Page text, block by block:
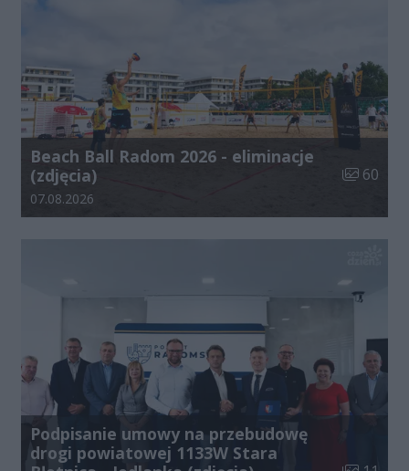
Beach Ball Radom 2026 - eliminacje
(zdjęcia)
Liczba
60
Data dodania galerii:
07.08.2026
Podpisanie umowy na przebudowę
drogi powiatowej 1133W Stara